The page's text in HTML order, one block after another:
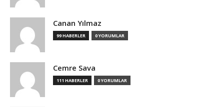
Canan Yılmaz
99 HABERLER 0 YORUMLAR
Cemre Sava
111 HABERLER 0 YORUMLAR